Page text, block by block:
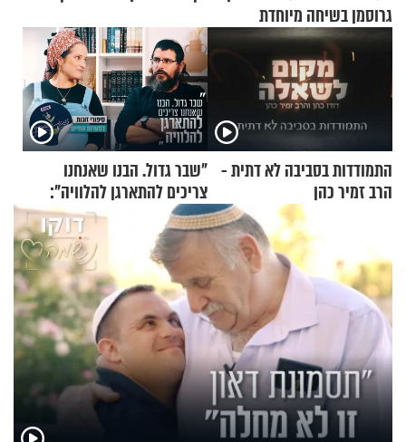
גרוסמן בשיחה מיוחדת
התמודדות בסביבה לא דתית -
הרב זמיר כהן
"שבר גדול. הבנו שאנחנו
צריכים להתארגן להלוויה":
זוגיות במבחן, הפעם עם מרים
וגד דנינו